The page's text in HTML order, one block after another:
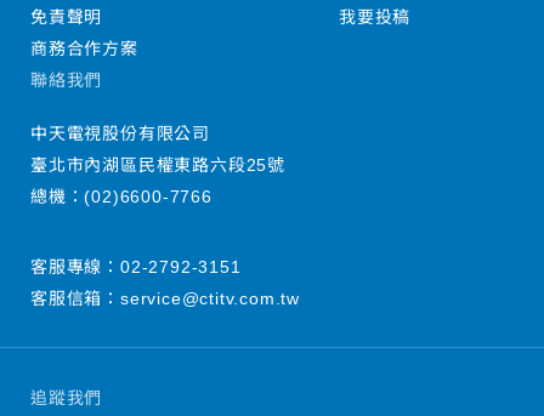
追蹤我們
免責聲明
商務合作方案
我要投稿
聯絡我們
中天電視股份有限公司
臺北市內湖區民權東路六段25號
總機：(02)6600-7766
客服專線： 02-2792-3151
客服信箱： service@ctitv.com.tw